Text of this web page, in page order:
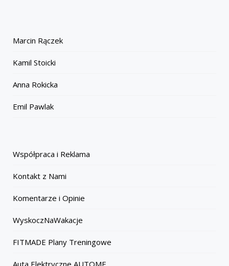
Marcin Rączek
Kamil Stoicki
Anna Rokicka
Emil Pawlak
Współpraca i Reklama
Kontakt z Nami
Komentarze i Opinie
WyskoczNaWakacje
FITMADE Plany Treningowe